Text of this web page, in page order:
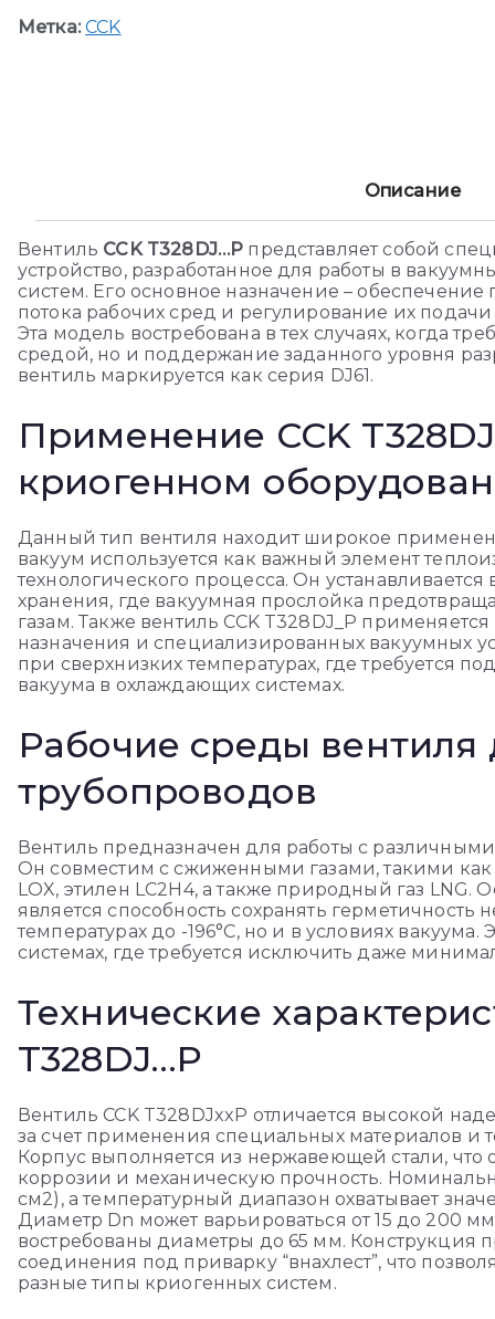
Метка:CCK
Описание
Вентиль CCK T328DJ…P представляет собой
устройство, разработанное для работы в
систем. Его основное назначение –
потока рабочих сред и регулирование их подачи
Эта модель востребована в тех случаях, когда
средой, но и поддержание заданного уровня
вентиль маркируется как серия DJ61.
Применение CCK
криогенном
Данный тип вентиля находит широкое
вакуум используется как важный элемент
технологического процесса. Он
хранения, где вакуумная прослойка
газам. Также вентиль CCK T328DJ_P применяется
назначения и специализированных вакуумных
при сверхнизких температурах, где требуется
вакуума в охлаждающих системах.
Рабочие среды вентиля
трубопроводов
Вентиль предназначен для работы с
Он совместим с сжиженными газами, такими как
LOX, этилен LC2H4, а также природный газ LNG.
является способность сохранять герметичность
температурах до -196°C, но и в условиях
системах, где требуется исключить даже
Технические
T328DJ…P
Вентиль CCK T328DJxxP отличается высокой
за счет применения специальных материалов и
Корпус выполняется из нержавеющей стали, что
коррозии и механическую прочность.
см2), а температурный диапазон охватывает
Диаметр Dn может варьироваться от 15 до 200
востребованы диаметры до 65 мм. Конструкция
соединения под приварку “внахлест”, что
разные типы криогенных систем.